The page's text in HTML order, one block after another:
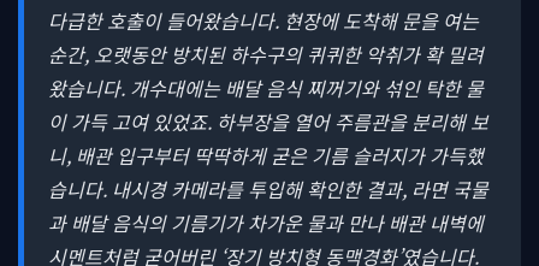
다급한 호출이 들어왔습니다. 현장에 도착해 문을 여는
순간, 오랫동안 방치된 하수구의 퀴퀴한 악취가 확 밀려
왔습니다. 개수대에는 배달 음식 찌꺼기와 섞인 탁한 물
이 가득 고여 있었죠. 하부장을 열어 주름관을 분리해 보
니, 배관 입구부터 딱딱하게 굳은 기름 슬러지가 가득했
습니다. 내시경 카메라를 투입해 확인한 결과, 라면 국물
과 배달 음식의 기름기가 차가운 물과 만나 배관 내벽에
시멘트처럼 굳어버린 ‘장기 방치형 동맥경화’였습니다.